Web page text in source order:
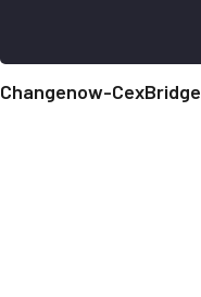
Changenow-CexBridge